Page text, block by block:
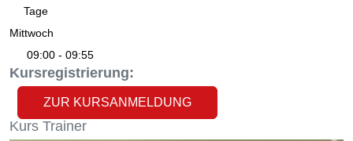
Tage
Mittwoch
09:00 - 09:55
Kursregistrierung:
ZUR KURSANMELDUNG
Kurs Trainer